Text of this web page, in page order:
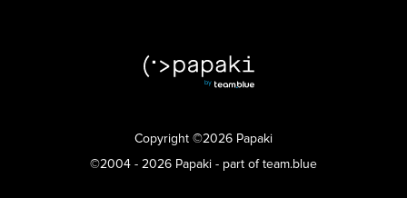
Copyright ©2026 Papaki
©2004 - 2026 Papaki - part of team.blue